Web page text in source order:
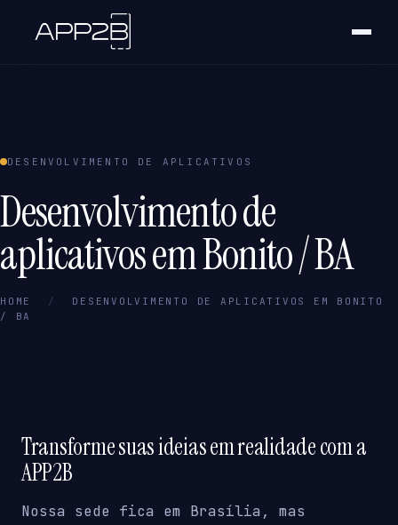
DESENVOLVIMENTO DE APLICATIVOS
Desenvolvimento de
aplicativos em Bonito / BA
HOME /
DESENVOLVIMENTO DE APLICATIVOS EM BONITO
/ BA
Transforme suas ideias em realidade com a
APP2B
Nossa sede fica em Brasília, mas